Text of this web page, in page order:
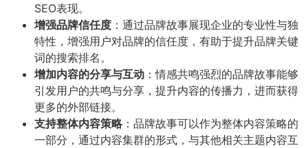
SEO表现。
增强品牌信任度 ：通过品牌故事展现企业的专业性与独
特性，增强用户对品牌的信任度，有助于提升品牌关键
词的搜索排名。
增加内容的分享与互动 ：情感共鸣强烈的品牌故事能够
引发用户的共鸣与分享，提升内容的传播力，进而获得
更多的外部链接。
支持整体内容策略：品牌故事可以作为整体内容策略的
一部分，通过内容集群的形式，与其他相关主题内容互